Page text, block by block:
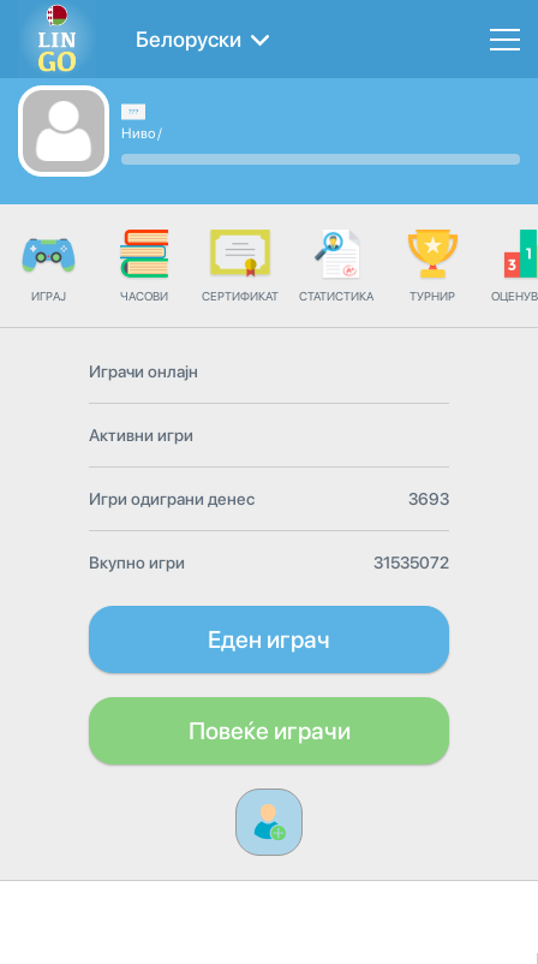
Белоруски
Ниво/
ИГРАЈ ЧАСОВИ СЕРТИФИКАТ СТАТИСТИКА ТУРНИР
Играчи онлајн
Активни игри
Игри одиграни денес 3693
Вкупно игри 31535072
Еден играч
Повеќе играчи